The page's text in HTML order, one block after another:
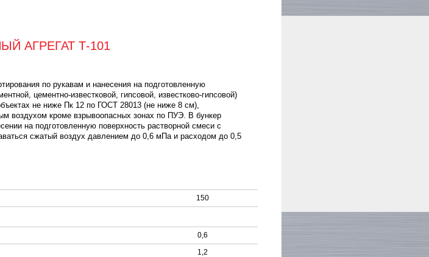
АГРЕГАТ Т-101
по рукавам и нанесения на подготовленную
цементно-известковой, гипсовой, известково-гипсовой)
не ниже Пк 12 по ГОСТ 28013 (не ниже 8 см),
воздухом кроме взрывоопасных зонах по ПУЭ. В бункер
на подготовленную поверхность растворной смеси с
сжатый воздух давлением до 0,6 мПа и расходом до 0,5
150
0,6
1,2